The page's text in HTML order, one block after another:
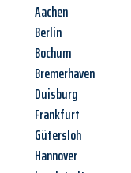
Aachen
Berlin
Bochum
Bremerhaven
Duisburg
Frankfurt
Gütersloh
Hannover